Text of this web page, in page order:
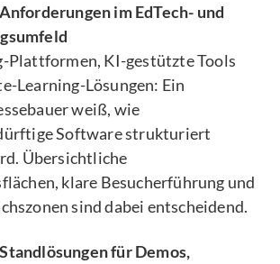
im EdTech- und
Plattformen, KI-gestützte Tools
Learning-Lösungen: Ein
weiß, wie
Software strukturiert
Übersichtliche
klare Besucherführung und
sind dabei entscheidend.
für Demos,